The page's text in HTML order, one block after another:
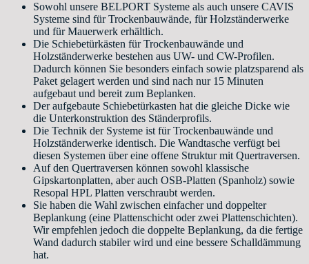
Sowohl unsere BELPORT Systeme als auch unsere CAVIS
Systeme sind für Trockenbauwände, für Holzständerwerke
und für Mauerwerk erhältlich.
Die Schiebetürkästen für Trockenbauwände und
Holzständerwerke bestehen aus UW- und CW-Profilen.
Dadurch können Sie besonders einfach sowie platzsparend als
Paket gelagert werden und sind nach nur 15 Minuten
aufgebaut und bereit zum Beplanken.
Der aufgebaute Schiebetürkasten hat die gleiche Dicke wie
die Unterkonstruktion des Ständerprofils.
Die Technik der Systeme ist für Trockenbauwände und
Holzständerwerke identisch. Die Wandtasche verfügt bei
diesen Systemen über eine offene Struktur mit Quertraversen.
Auf den Quertraversen können sowohl klassische
Gipskartonplatten, aber auch OSB-Platten (Spanholz) sowie
Resopal HPL Platten verschraubt werden.
Sie haben die Wahl zwischen einfacher und doppelter
Beplankung (eine Plattenschicht oder zwei Plattenschichten).
Wir empfehlen jedoch die doppelte Beplankung, da die fertige
Wand dadurch stabiler wird und eine bessere Schalldämmung
hat.